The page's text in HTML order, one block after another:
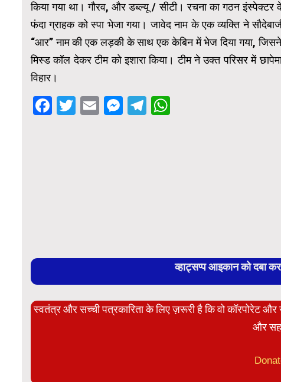
किया गया था। गौरव, और डब्ल्यू / सीटी। रचना का गठन
फंदा ग्राहक को स्पा भेजा गया। जावेद नाम के एक व्यक्ति ने
“आर” नाम की एक लड़की के साथ एक केबिन में भेज दिया गया,
मिस्ड कॉल देकर टीम को इशारा किया। टीम ने उक्त परिसर में
विहार।
Facebook
Twitter
EmailMessenger
Telegram
व्हाट्सप्प आइकान को दबा
स्वतंत्र और सच्ची पत्रकारिता के लिए ज़रूरी है कि वो कॉरपोरेट
और